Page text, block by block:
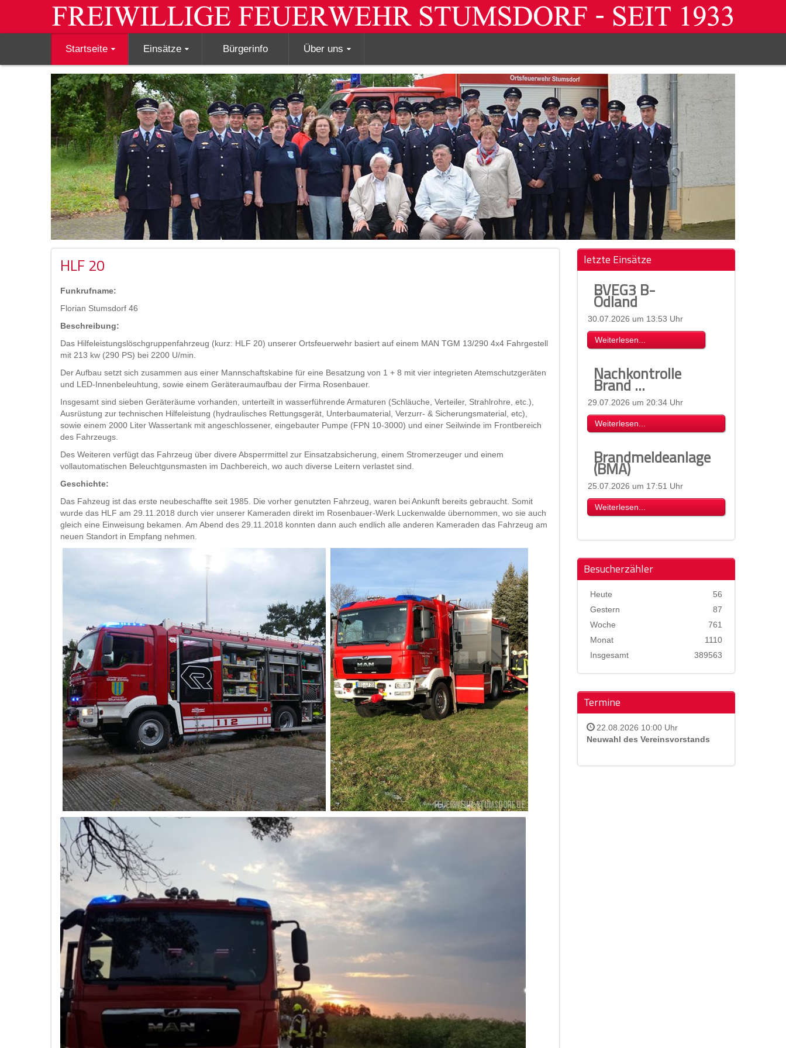
Startseite Einsätze Bürgerinfo Über uns
HLF 20
Funkrufname:
Florian Stumsdorf 46
Beschreibung:
Das Hilfeleistungslöschgruppenfahrzeug (kurz: HLF 20) unserer Ortsfeuerwehr basiert auf einem MAN TGM 13/290 4x4 Fahrgestell
mit 213 kw (290 PS) bei 2200 U/min.
Der Aufbau setzt sich zusammen aus einer Mannschaftskabine für eine Besatzung von 1 + 8 mit vier integrieten Atemschutzgeräten
und LED-Innenbeleuhtung, sowie einem Geräteraumaufbau der Firma Rosenbauer.
Insgesamt sind sieben Geräteräume vorhanden, unterteilt in wasserführende Armaturen (Schläuche, Verteiler, Strahlrohre, etc.),
Ausrüstung zur technischen Hilfeleistung (hydraulisches Rettungsgerät, Unterbaumaterial, Verzurr- & Sicherungsmaterial, etc),
sowie einem 2000 Liter Wassertank mit angeschlossener, eingebauter Pumpe (FPN 10-3000) und einer Seilwinde im Frontbereich
des Fahrzeugs.
Des Weiteren verfügt das Fahrzeug über divere Absperrmittel zur Einsatzabsicherung, einem Stromerzeuger und einem
vollautomatischen Beleuchtgunsmasten im Dachbereich, wo auch diverse Leitern verlastet sind.
Geschichte:
Das Fahzeug ist das erste neubeschaffte seit 1985. Die vorher genutzten Fahrzeug, waren bei Ankunft bereits gebraucht. Somit
wurde das HLF am 29.11.2018 durch vier unserer Kameraden direkt im Rosenbauer-Werk Luckenwalde übernommen, wo sie auch
gleich eine Einweisung bekamen. Am Abend des 29.11.2018 konnten dann auch endlich alle anderen Kameraden das Fahrzeug am
neuen Standort in Empfang nehmen.
letzte Einsätze
BVEG3 B-
Ödland
30.07.2026 um 13:53 Uhr
Weiterlesen...
Nachkontrolle
Brand ...
29.07.2026 um 20:34 Uhr
Weiterlesen...
Brandmeldeanlage
(BMA)
25.07.2026 um 17:51 Uhr
Weiterlesen...
Besucherzähler
Heute
56
Gestern
87
Woche
761
Monat
1110
Insgesamt
389563
Termine
22.08.2026 10:00 Uhr
Neuwahl des Vereinsvorstands